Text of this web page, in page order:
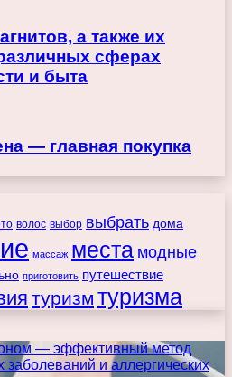
а также их
сферах
и быта
— главная покупка
волос выбор выбрать дома
массаж места модные
приготовить путешествие
туризм туризма
— эффективный метод
заболеваний и аллергических